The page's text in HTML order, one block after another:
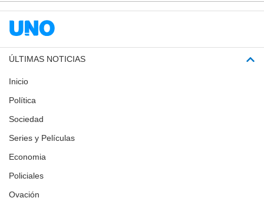
ÚLTIMAS NOTICIAS
Inicio
Política
Sociedad
Series y Películas
Economia
Policiales
Ovación